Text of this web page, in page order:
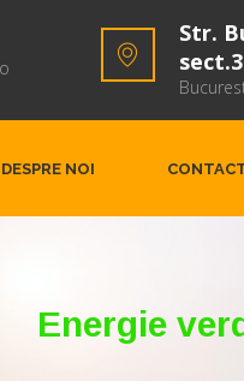
Str.
sect.3
DESPRE NOI
Energie